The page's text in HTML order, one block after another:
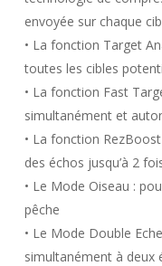
envoyée sur chaque
• La fonction Target
toutes les cibles
• La fonction Fast
simultanément et
• La fonction
des échos jusqu’à 2
• Le Mode Oiseau :
pêche
• Le Mode Double
simultanément à deux